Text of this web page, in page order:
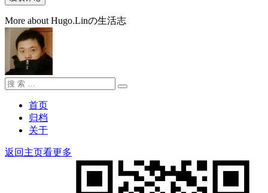
More about Hugo.Linの生活志
搜
搜
首页
归档
关于
返回主页看更多